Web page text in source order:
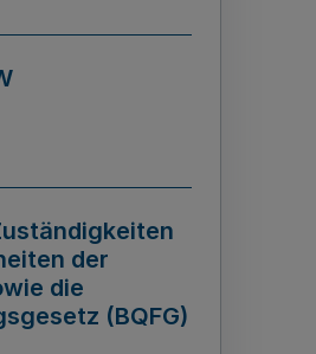
der
die
(BQFG)